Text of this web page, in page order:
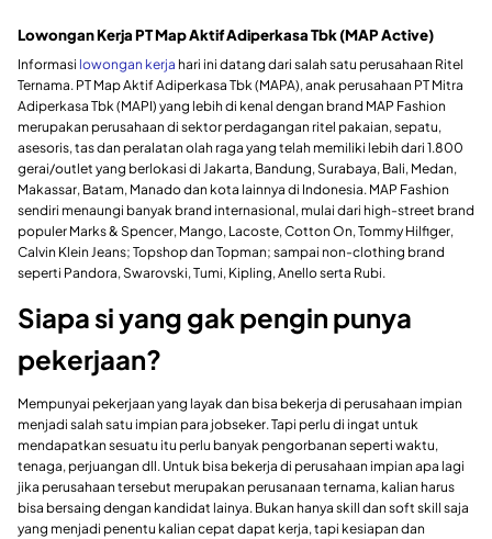
Lowongan Kerja PT Map Aktif Adiperkasa Tbk (MAP Active)
Informasi lowongan kerja hari ini datang dari salah satu perusahaan Ritel
Ternama. PT Map Aktif Adiperkasa Tbk (MAPA), anak perusahaan PT Mitra
Adiperkasa Tbk (MAPI) yang lebih di kenal dengan brand MAP Fashion
merupakan perusahaan di sektor perdagangan ritel pakaian, sepatu,
asesoris, tas dan peralatan olah raga yang telah memiliki lebih dari 1.800
gerai/outlet yang berlokasi di Jakarta, Bandung, Surabaya, Bali, Medan,
Makassar, Batam, Manado dan kota lainnya di Indonesia. MAP Fashion
sendiri menaungi banyak brand internasional, mulai dari high-street brand
populer Marks & Spencer, Mango, Lacoste, Cotton On, Tommy Hilfiger,
Calvin Klein Jeans; Topshop dan Topman; sampai non-clothing brand
seperti Pandora, Swarovski, Tumi, Kipling, Anello serta Rubi.
Siapa si yang gak pengin punya
pekerjaan?
Mempunyai pekerjaan yang layak dan bisa bekerja di perusahaan impian
menjadi salah satu impian para jobseker. Tapi perlu di ingat untuk
mendapatkan sesuatu itu perlu banyak pengorbanan seperti waktu,
tenaga, perjuangan dll. Untuk bisa bekerja di perusahaan impian apa lagi
jika perusahaan tersebut merupakan perusanaan ternama, kalian harus
bisa bersaing dengan kandidat lainya. Bukan hanya skill dan soft skill saja
yang menjadi penentu kalian cepat dapat kerja, tapi kesiapan dan